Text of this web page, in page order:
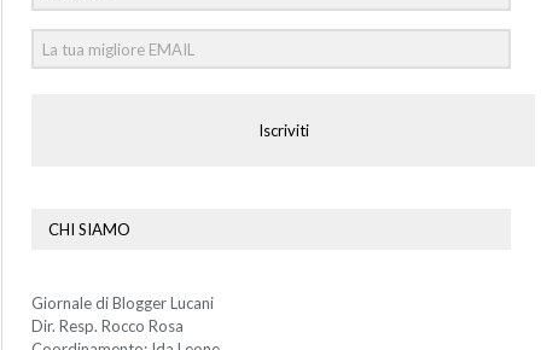
Iscriviti
CHI SIAMO
Giornale di Blogger Lucani
Dir. Resp. Rocco Rosa